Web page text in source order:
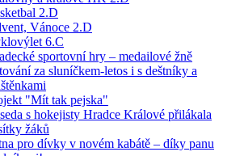
2.D
Vánoce 2.D
6.C
sportovní hry – medailové žně
za sluníčkem-letos i s deštníky a
"Mít tak pejska"
s hokejisty Hradce Králové přilákala
žáků
pro dívky v novém kabátě – díky panu